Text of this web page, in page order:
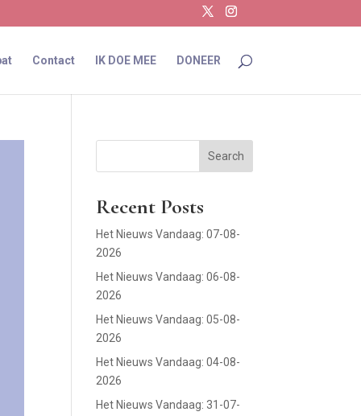
Contact IK DOE MEE DONEER
Search
Recent Posts
Het Nieuws Vandaag: 07-08-
2026
Het Nieuws Vandaag: 06-08-
2026
Het Nieuws Vandaag: 05-08-
2026
Het Nieuws Vandaag: 04-08-
2026
Het Nieuws Vandaag: 31-07-